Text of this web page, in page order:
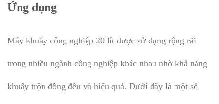
Ứng dụng
Máy khuấy công nghiệp 20 lít được sử dụng rộng rãi
trong nhiều ngành công nghiệp khác nhau nhờ khả năng
khuấy trộn đồng đều và hiệu quả. Dưới đây là một số